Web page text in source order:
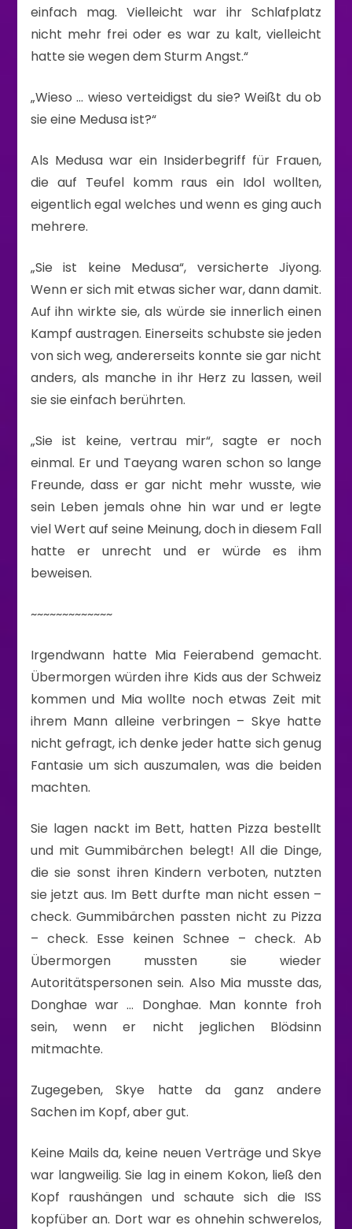
einfach mag. Vielleicht war ihr Schlafplatz
nicht mehr frei oder es war zu kalt, vielleicht
hatte sie wegen dem Sturm Angst.“
„Wieso … wieso verteidigst du sie? Weißt du ob
sie eine Medusa ist?“
Als Medusa war ein Insiderbegriff für Frauen,
die auf Teufel komm raus ein Idol wollten,
eigentlich egal welches und wenn es ging auch
mehrere.
„Sie ist keine Medusa“, versicherte Jiyong.
Wenn er sich mit etwas sicher war, dann damit.
Auf ihn wirkte sie, als würde sie innerlich einen
Kampf austragen. Einerseits schubste sie jeden
von sich weg, andererseits konnte sie gar nicht
anders, als manche in ihr Herz zu lassen, weil
sie sie einfach berührten.
„Sie ist keine, vertrau mir“, sagte er noch
einmal. Er und Taeyang waren schon so lange
Freunde, dass er gar nicht mehr wusste, wie
sein Leben jemals ohne hin war und er legte
viel Wert auf seine Meinung, doch in diesem Fall
hatte er unrecht und er würde es ihm
beweisen.
~~~~~~~~~~~~~
Irgendwann hatte Mia Feierabend gemacht.
Übermorgen würden ihre Kids aus der Schweiz
kommen und Mia wollte noch etwas Zeit mit
ihrem Mann alleine verbringen – Skye hatte
nicht gefragt, ich denke jeder hatte sich genug
Fantasie um sich auszumalen, was die beiden
machten.
Sie lagen nackt im Bett, hatten Pizza bestellt
und mit Gummibärchen belegt! All die Dinge,
die sie sonst ihren Kindern verboten, nutzten
sie jetzt aus. Im Bett durfte man nicht essen –
check. Gummibärchen passten nicht zu Pizza
– check. Esse keinen Schnee – check. Ab
Übermorgen mussten sie wieder
Autoritätspersonen sein. Also Mia musste das,
Donghae war … Donghae. Man konnte froh
sein, wenn er nicht jeglichen Blödsinn
mitmachte.
Zugegeben, Skye hatte da ganz andere
Sachen im Kopf, aber gut.
Keine Mails da, keine neuen Verträge und Skye
war langweilig. Sie lag in einem Kokon, ließ den
Kopf raushängen und schaute sich die ISS
kopfüber an. Dort war es ohnehin schwerelos,